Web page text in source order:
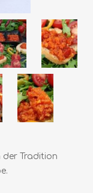
der Tradition